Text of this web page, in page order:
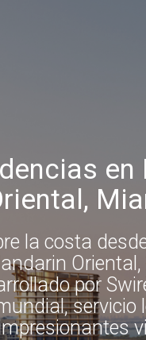
en
la costa
por
servicio